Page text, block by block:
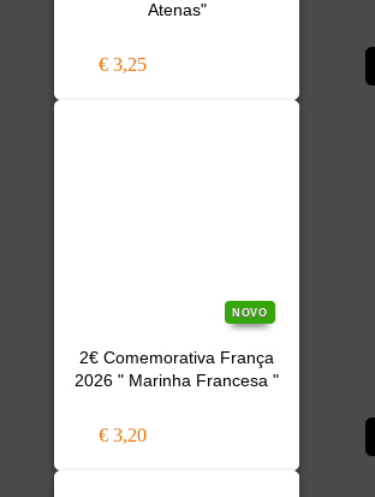
Atenas"
€ 3,25
NOVO
2€ Comemorativa França
2026 " Marinha Francesa "
€ 3,20